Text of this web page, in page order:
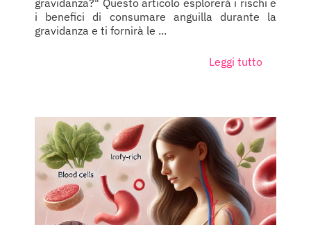
gravidanza?" Questo articolo esplorerà i rischi e
i benefici di consumare anguilla durante la
gravidanza e ti fornirà le ...
Leggi tutto